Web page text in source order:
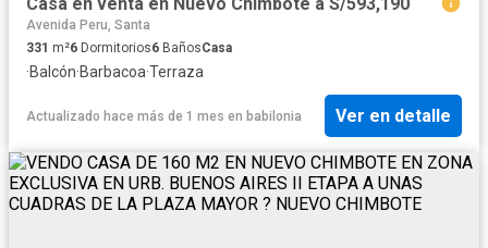
Avenida Peru, Santa
331 m²6 Dormitorios6 BañosCasa
·Balcón·Barbacoa·Terraza
Actualizado hace más de 1 mes en babilonia Ver en detalle